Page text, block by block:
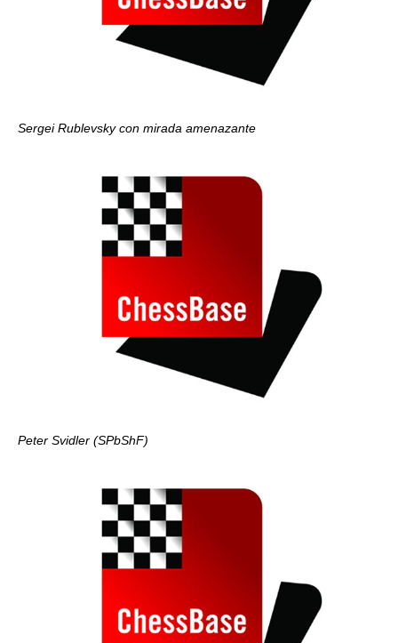
Sergei Rublevsky con mirada amenazante
Peter Svidler (SPbShF)